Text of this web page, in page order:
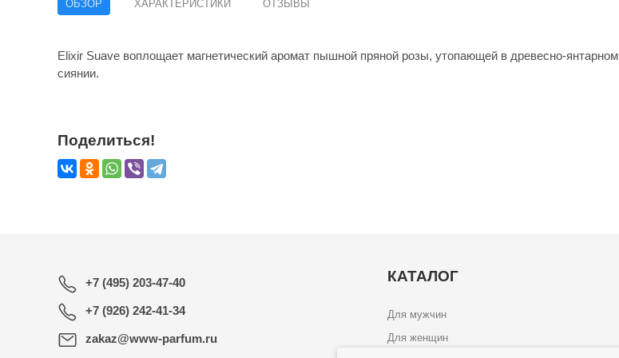
ОБЗОР ХАРАКТЕРИСТИКИ ОТЗЫВЫ
Elixir Suave воплощает магнетический аромат пышной пряной розы, утопающей в древесно-янтарном
сиянии.
Поделиться!
+7 (495) 203-47-40
+7 (926) 242-41-34
zakaz@www-parfum.ru
КАТАЛОГ
Для мужчин
Для женщин